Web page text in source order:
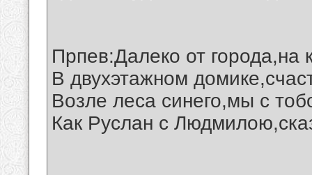
Прпев:Далеко от города,на
В двухэтажном
Возле леса синего,мы с
Как Руслан с